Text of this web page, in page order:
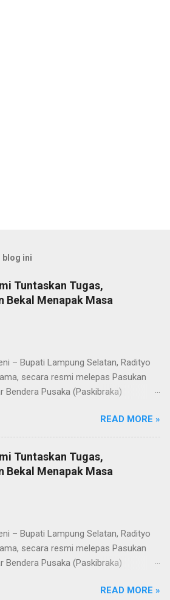
blog ini
Tuntaskan Tugas,
Bekal Menapak Masa
– Bupati Lampung Selatan, Radityo
secara resmi melepas Pasukan
Bendera Pusaka (Paskibraka)
dilakukan usai upacara penurunan
di Lapangan Menara Siger, Bakauheni,
malam (17/8/2025). Sebanyak 41
Paskibraka yang sebelumnya sukses
Sang Saka Merah Putih pada
di Kabupaten Lampung Selatan, kini
apresiasi atas dedikasi, disiplin,
kebangsaan yang ditunjukkan
rangkaian acara. Dalam
dan terima kasih kepada seluruh
READ MORE »
Tuntaskan Tugas,
Bekal Menapak Masa
– Bupati Lampung Selatan, Radityo
secara resmi melepas Pasukan
Bendera Pusaka (Paskibraka)
dilakukan usai upacara penurunan
READ MORE »